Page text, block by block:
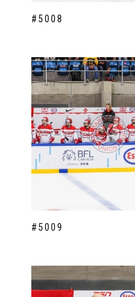
#5008
#5009